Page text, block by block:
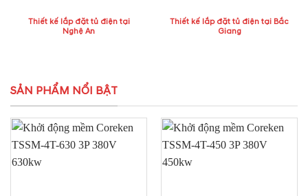
Thiết kế lắp đặt tủ điện tại
Nghệ An
Thiết kế lắp đặt tủ điện tại Bắc
Giang
SẢN PHẨM NỔI BẬT